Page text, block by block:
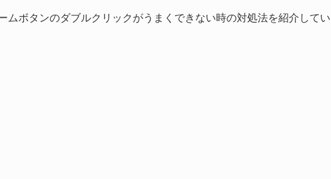
ムボタンのダブルクリックがうまくできない時の対処法を紹介してい